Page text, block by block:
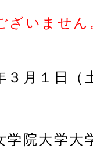
ざいません
３ 月 １ 日（
院大学大